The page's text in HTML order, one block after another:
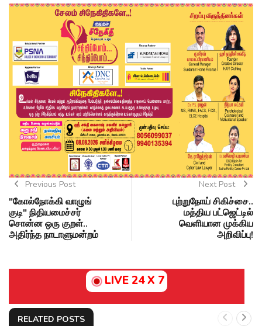
Previous Post
"கோல்நோக்கி வாழுங்
குடி" நிதியமைச்சர்
சொன்ன ஒரு குறள்..
அதிர்ந்த நாடாளுமன்றம்
Next Post
புற்றுநோய் சிகிச்சை..
மத்திய பட்ஜெட்டில்
வெளியான முக்கிய
அறிவிப்பு!
LIVE 24 X 7
RELATED POSTS